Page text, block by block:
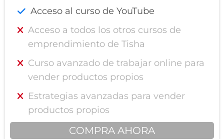
Acceso al curso de YouTube
Acceso a todos los otros cursos de
emprendimiento de Tisha
Curso avanzado de trabajar online para
vender productos propios
Estrategias avanzadas para vender
productos propios
COMPRA AHORA